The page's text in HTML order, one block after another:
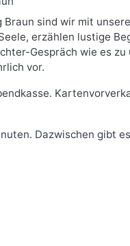
Braun sind wir mit
erzählen lustige
Gespräch wie es
vor.
Dazwischen gibt